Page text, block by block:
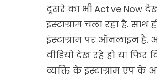
दूसरे का भी Active Now
इंस्टाग्राम चला रहा है.
इंस्टाग्राम पर ऑनलाइन है.
वीडियो देख रहे हो या फिर
व्यक्ति के इंस्टाग्राम एप